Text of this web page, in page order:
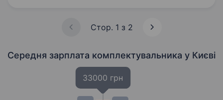
Стор. 1 з 2
Середня зарплата комплектувальника у Києві
33000 грн